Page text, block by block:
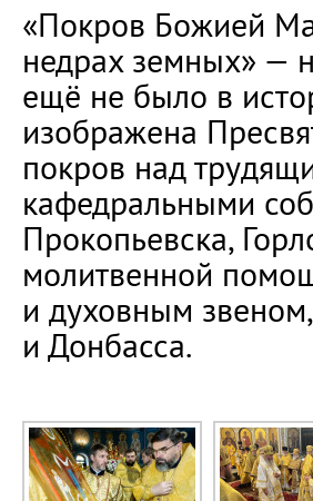
«Покров Божией
недрах земных» —
ещё не было в
изображена
покров над
кафедральными
Прокопьевска,
молитвенной
и духовным
и Донбасса.